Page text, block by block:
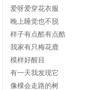
爱呀爱穿花衣服
晚上睡觉也不脱
样子有点酷有点酷
我家有只梅花鹿
模样好醒目
有一天我发现它
像棵会走路的树